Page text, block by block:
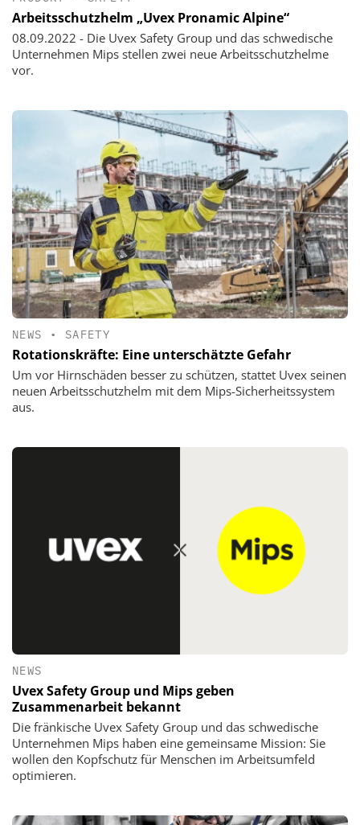
Arbeitsschutzhelm „Uvex Pronamic Alpine“
08.09.2022 - Die Uvex Safety Group und das schwedische
Unternehmen Mips stellen zwei neue Arbeitsschutzhelme
vor.
NEWS • SAFETY
Rotationskräfte: Eine unterschätzte Gefahr
Um vor Hirnschäden besser zu schützen, stattet Uvex seinen
neuen Arbeitsschutzhelm mit dem Mips-Sicherheitssystem
aus.
NEWS
Uvex Safety Group und Mips geben
Zusammenarbeit bekannt
Die fränkische Uvex Safety Group und das schwedische
Unternehmen Mips haben eine gemeinsame Mission: Sie
wollen den Kopfschutz für Menschen im Arbeitsumfeld
optimieren.